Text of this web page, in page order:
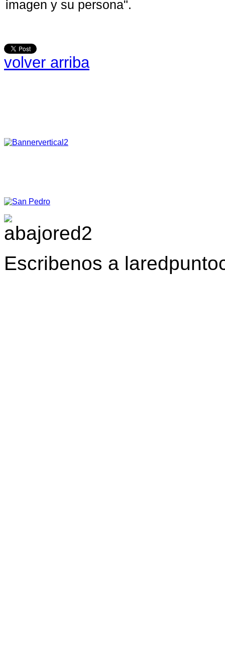
imagen y su persona".
volver arriba
Escribenos a